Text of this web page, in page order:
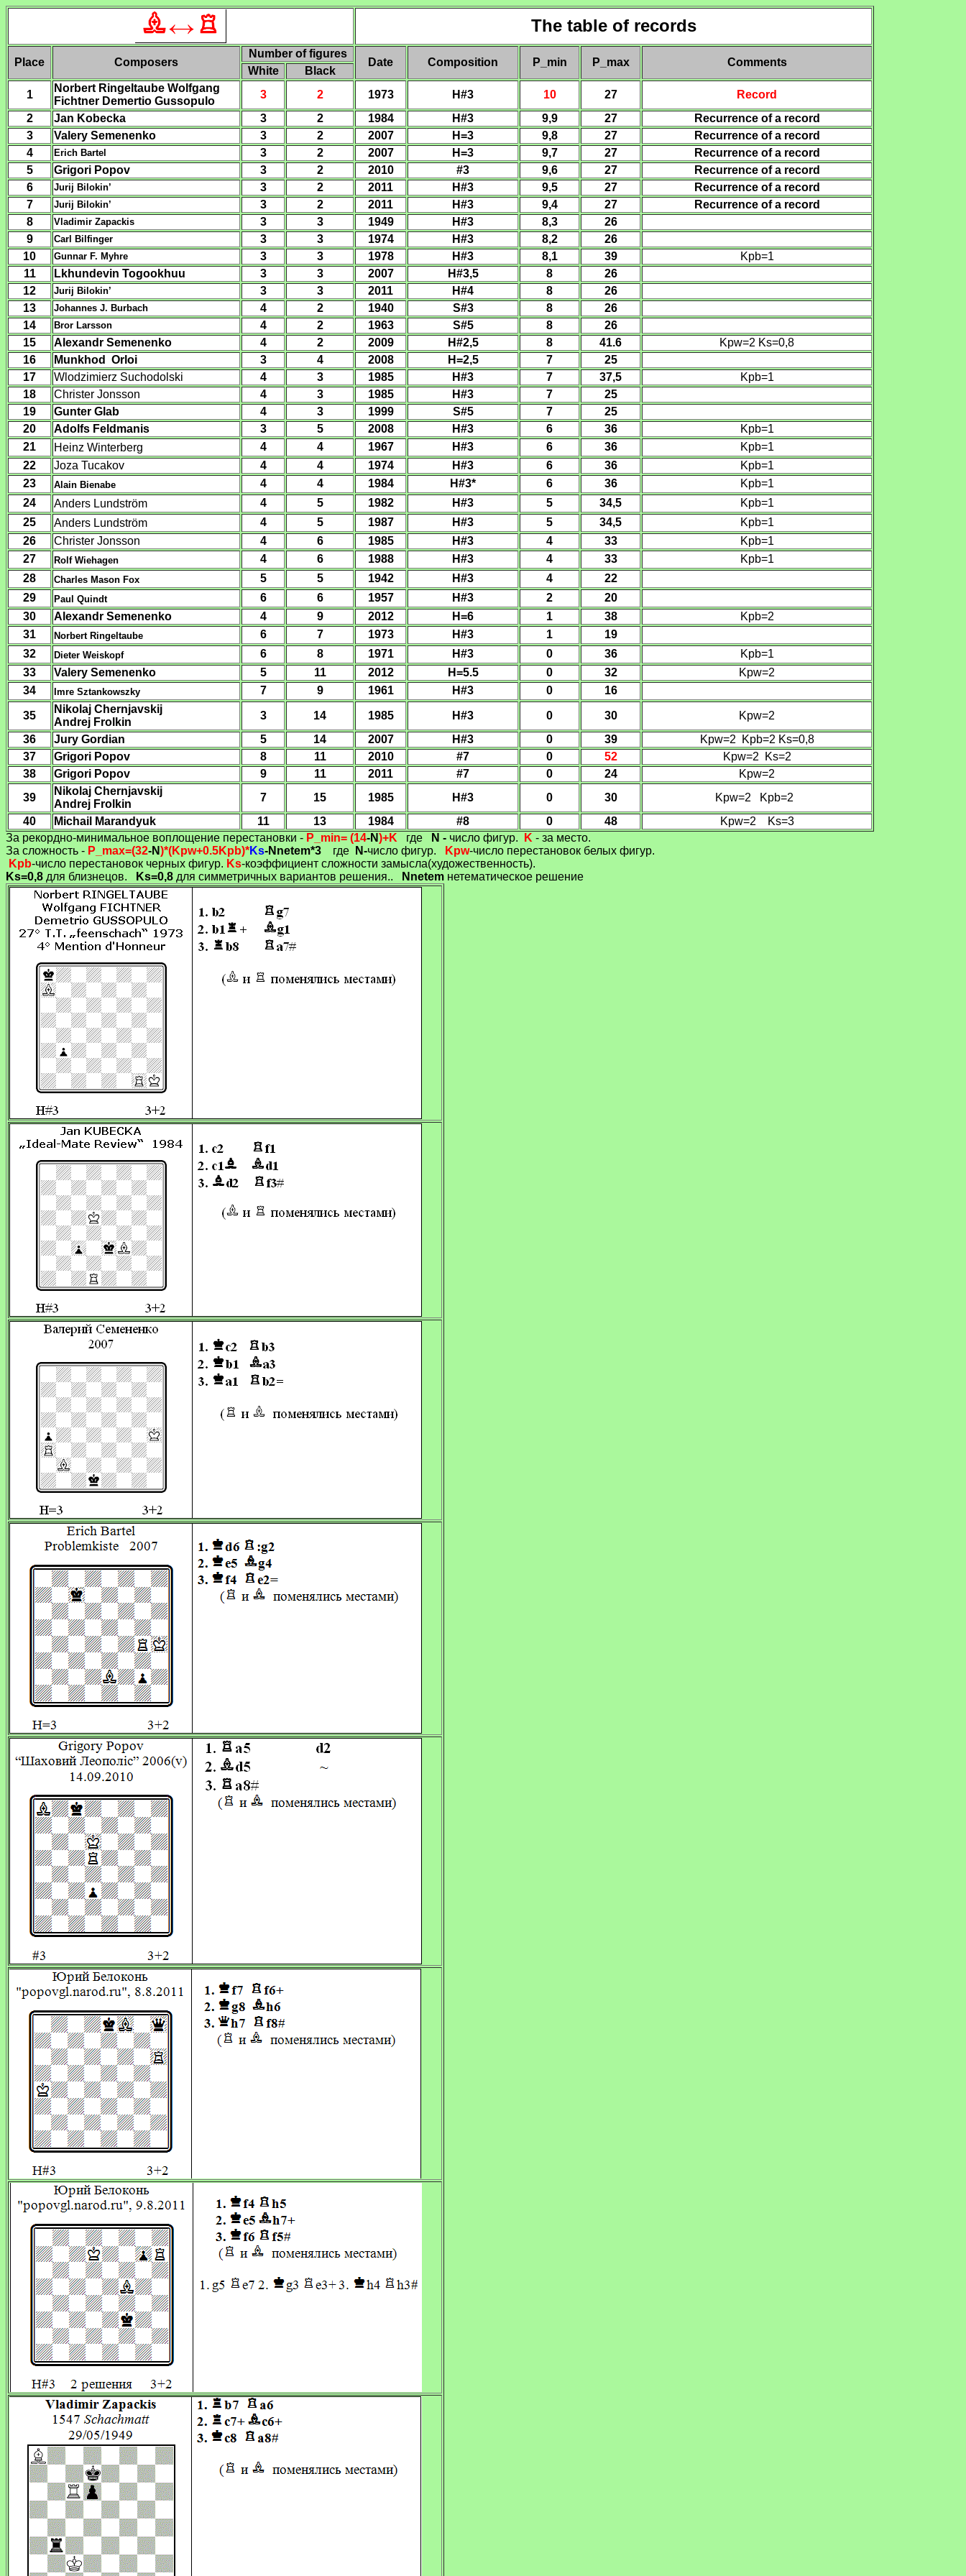
The table of records
Place Composers
Number of figures
Date Composition P _min P _max Comments
White
Black
1
Norbert Ringeltaube Wolfgang
Fichtner Demertio Gussopulo
3 2 1973 H#3 10 27 Record
2
Jan Kobecka 3 2 1984 H#3 9,9 27
Recurrence of a record
3
Valery Semenenko 3 2 2007 H=3 9,8 27
Recurrence of a record
4
Erich Bartel 3 2 2007 H=3 9,7 27
Recurrence of a record
5
Grigori Popov 3 2 2010 #3 9,6 27
Recurrence of a record
6
Jurij Bilokin’ 3 2 2011 H#3 9,5 27
Recurrence of a record
7
Jurij Bilokin’ 3 2 2011 H#3 9,4 27
Recurrence of a record
8
Vladimir Zapackis 3 3 1949 H#3 8,3
26
9
Carl Bilfinger 3 3 1974 H#3 8,2
26
10
Gunnar F. Myhre 3 3 1978 H#3 8,1 39 Kpb=1
11
Lkhundevin Togookhuu 3 3 2007 H#3,5 8
26
12
Jurij Bilokin’ 3 3 2011 H#4 8
26
13
Johannes J. Burbach 4 2 1940 S#3 8
26
14
Bror Larsson 4 2 1963 S#5 8
26
15
Alexandr Semenenko 4 2 2009 H#2,5 8 41.6 Kpw=2 Ks=0,8
16 Munkhod Orloi 3 4 2008 H=2,5 7
25
17
Wlodzimierz Suchodolski 4 3 1985 H#3 7 37,5 Kpb=1
18
Christer Jonsson 4 3 1985 H#3 7
25
19
Gunter Glab 4 3 1999 S#5 7
25
20
Adolfs Feldmanis 3 5 2008 H#3 6 36 Kpb=1
21
Heinz Winterberg 4 4 1967 H#3 6 36 Kpb=1
22
Joza Tucakov 4 4 1974 H#3 6 36 Kpb=1
23
Alain Bienabe 4 4 1984 H#3* 6 36 Kpb=1
24
Anders Lundström 4 5 1982 H#3 5 34,5 Kpb=1
25
Anders Lundström 4 5 1987 H#3 5 34,5 Kpb=1
26
Christer Jonsson 4 6 1985 H#3 4 33 Kpb=1
27
Rolf Wiehagen 4 6 1988 H#3 4 33 Kpb=1
28
Charles Mason Fox 5 5 1942 H#3 4
22
29
Paul Quindt 6 6 1957 H#3 2
20
30
Alexandr Semenenko 4 9 2012 H=6 1 38
Kpb=2
31
Norbert Ringeltaube 6 7 1973 H#3 1
19
32
Dieter Weiskopf 6 8 1971 H#3 0 36 Kpb=1
33
Valery Semenenko 5 11 2012 H=5.5 0 32
Kpw=2
34
Imre Sztankowszky 7 9 1961 H#3 0 16
35
Nikolaj Chernjavskij
Andrej Frolkin
3 14 1985 H#3 0 30
Kpw=2
36
Jury Gordian 5 14 2007 H#3 0 39 Kpw=2 Kpb=2 Ks=0,8
37
Grigori Popov 8 11 2010 #7 0 52
Kpw=2 Ks=2
38
Grigori Popov 9 11 2011 #7 0 24
Kpw=2
39
Nikolaj Chernjavskij
Andrej Frolkin
7 15 1985 H#3 0 30
Kpw=2 Kpb=2
40
Michail Marandyuk 11 13 1984 #8 0 48 Kpw=2 Ks=3
За рекордно-минимальное воплощение перестановки - P _min= (14-N)+K где N - число фигур. K - за место.
За сложность - P _max=(32-N)*(Kpw+0.5Kpb)*Ks-Nnetem*3 где N-число фигур. Kpw-число перестановок белых фигур.
Kpb-число перестановок черных фигур. Ks-коэффициент сложности замысла(художественность).
Ks=0,8 для близнецов. Ks=0,8 для симметричных вариантов решения.. Nnetem нетематическое решение